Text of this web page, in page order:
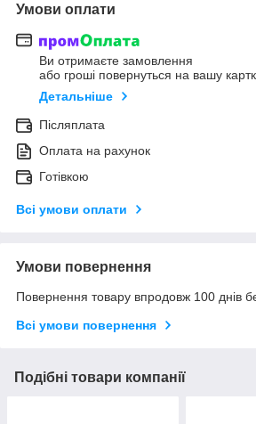
Умови оплати
Ви отримаєте замовлення
або гроші повернуться на вашу
Детальніше
Післяплата
Оплата на рахунок
Готівкою
Всі умови оплати
Умови повернення
Повернення товару впродовж 100 днів
Всі умови повернення
Подібні товари компанії